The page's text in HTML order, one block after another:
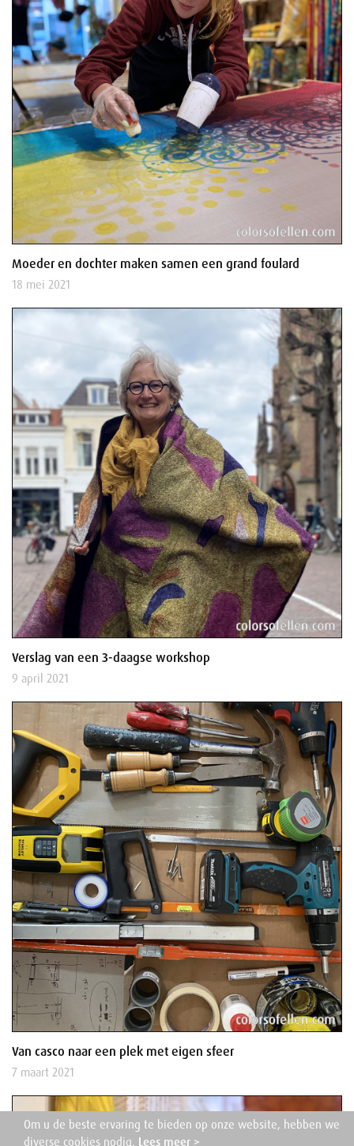
Moeder en dochter maken samen een grand foulard
18 mei 2021
Verslag van een 3-daagse workshop
9 april 2021
Van casco naar een plek met eigen sfeer
7 maart 2021
Om u de beste ervaring te bieden op onze website, hebben we
diverse cookies nodig. Lees meer >